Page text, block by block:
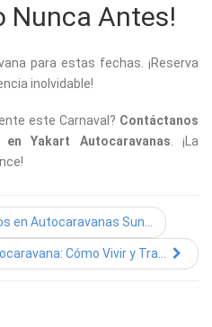
Nunca Antes!
para estas fechas. ¡Reserva
inolvidable!
este Carnaval? Contáctanos
Yakart Autocaravanas . ¡La
en Autocaravanas Sun...
Cómo Vivir y Tra...